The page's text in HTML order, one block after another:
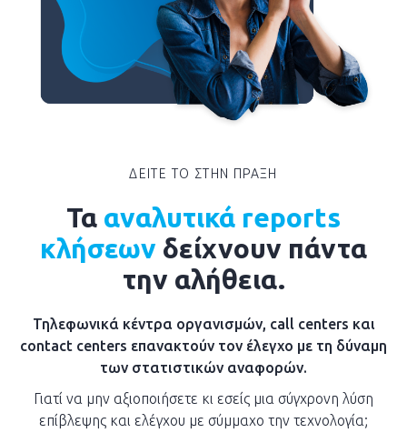
ΔΕΙΤΕ ΤΟ ΣΤΗΝ ΠΡΑΞΗ
Τα αναλυτικά reports
κλήσεων δείχνουν πάντα
την αλήθεια.
Τηλεφωνικά κέντρα οργανισμών, call centers και
contact centers επανακτούν τον έλεγχο με τη δύναμη
των στατιστικών αναφορών.
Γιατί να μην αξιοποιήσετε κι εσείς μια σύγχρονη λύση
επίβλεψης και ελέγχου με σύμμαχο την τεχνολογία;